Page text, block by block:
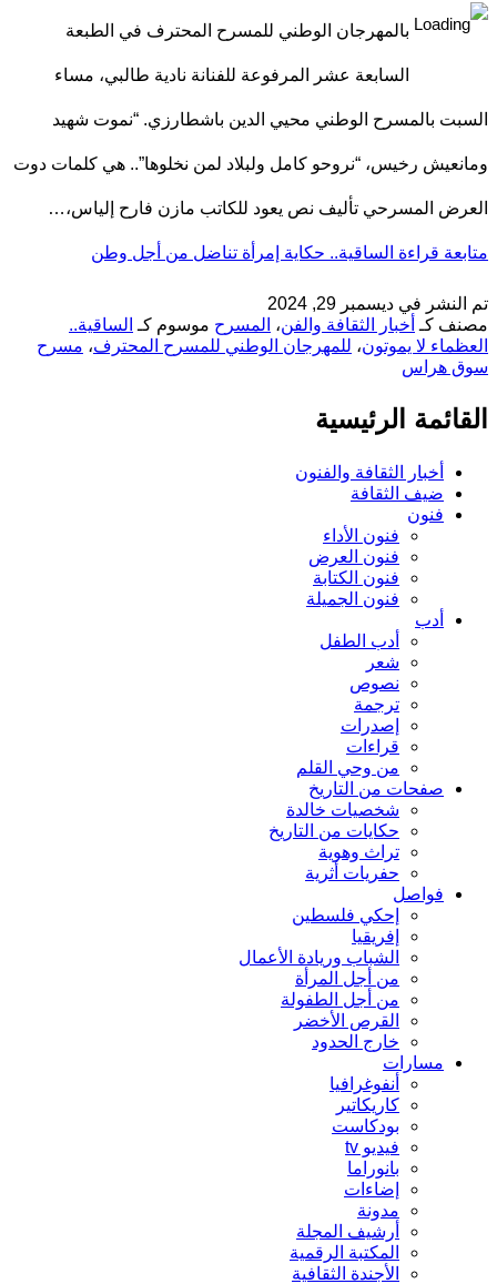
بالمهرجان الوطني للمسرح المحترف في الطبعة
السابعة عشر المرفوعة للفنانة نادية طالبي، مساء
السبت بالمسرح الوطني محيي الدين باشطارزي. “نموت شهيد
ومانعيش رخيس، “نروحو كامل ولبلاد لمن نخلوها”.. هي كلمات دوت
العرض المسرحي تأليف نص يعود للكاتب مازن فارح إلياس،…
متابعة قراءة الساقية.. حكاية إمرأة تناضل من أجل وطن
تم النشر في ديسمبر 29, 2024
مصنف كـ أخبار الثقافة والفن، المسرح موسوم كـ الساقية..
العظماء لا يموتون، للمهرجان الوطني للمسرح المحترف، مسرح
سوق هراس
القائمة الرئيسية
أخبار الثقافة والفنون
ضيف الثقافة
فنون
فنون الأداء
فنون العرض
فنون الكتابة
فنون الجميلة
أدب
أدب الطفل
شعر
نصوص
ترجمة
إصدرات
قراءات
من وحي القلم
صفحات من التاريخ
شخصيات خالدة
حكايات من التاريخ
تراث وهوية
حفريات أثرية
فواصل
إحكي فلسطين
إفريقيا
الشباب وريادة الأعمال
من أجل المرأة
من أجل الطفولة
القرص الأخضر
خارج الحدود
مسارات
أنفوغرافيا
كاريكاتير
بودكاست
فيديو tv
بانوراما
إضاءات
مدونة
أرشيف المجلة
المكتبة الرقمية
الأجندة الثقافية